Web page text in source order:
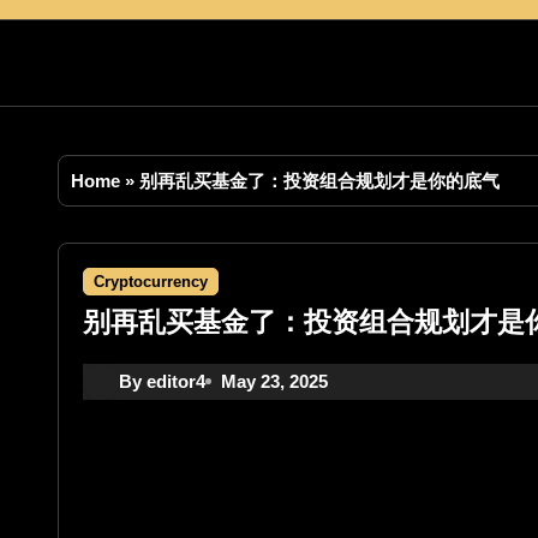
Home » 别再乱买基金了：投资组合规划才是你的底气
Cryptocurrency
别再乱买基金了：投资组合规划才是
By editor4 May 23, 2025